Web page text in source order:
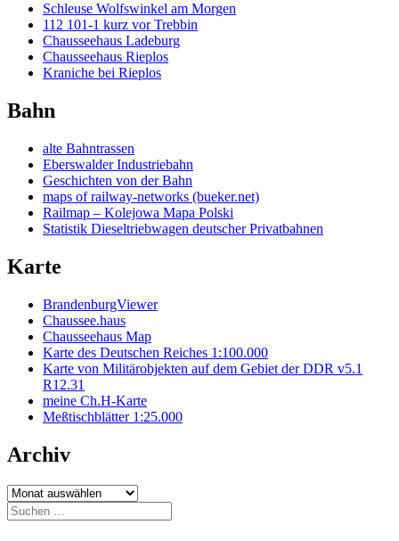
Schleuse Wolfswinkel am Morgen
112 101-1 kurz vor Trebbin
Chausseehaus Ladeburg
Chausseehaus Rieplos
Kraniche bei Rieplos
Bahn
alte Bahntrassen
Eberswalder Industriebahn
Geschichten von der Bahn
maps of railway-networks (bueker.net)
Railmap – Kolejowa Mapa Polski
Statistik Dieseltriebwagen deutscher Privatbahnen
Karte
BrandenburgViewer
Chaussee.haus
Chausseehaus Map
Karte des Deutschen Reiches 1:100.000
Karte von Militärobjekten auf dem Gebiet der DDR v5.1
R12.31
meine Ch.H-Karte
Meßtischblätter 1:25.000
Archiv
Archiv
Suchen
nach: